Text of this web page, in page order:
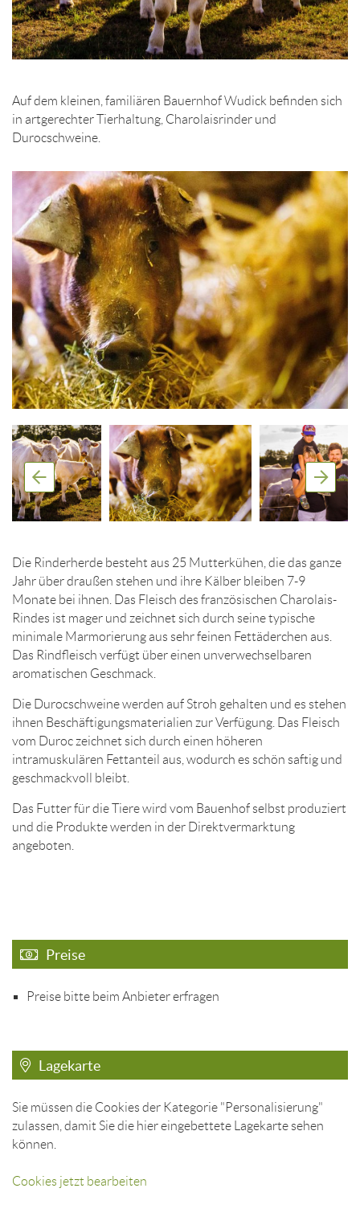
Auf dem kleinen, familiären Bauernhof Wudick befinden sich
in artgerechter Tierhaltung, Charolaisrinder und
Durocschweine.
Die Rinderherde besteht aus 25 Mutterkühen, die das ganze
Jahr über draußen stehen und ihre Kälber bleiben 7-9
Monate bei ihnen. Das Fleisch des französischen Charolais-
Rindes ist mager und zeichnet sich durch seine typische
minimale Marmorierung aus sehr feinen Fettäderchen aus.
Das Rindfleisch verfügt über einen unverwechselbaren
aromatischen Geschmack.
Die Durocschweine werden auf Stroh gehalten und es stehen
ihnen Beschäftigungsmaterialien zur Verfügung. Das Fleisch
vom Duroc zeichnet sich durch einen höheren
intramuskulären Fettanteil aus, wodurch es schön saftig und
geschmackvoll bleibt.
Das Futter für die Tiere wird vom Bauenhof selbst produziert
und die Produkte werden in der Direktvermarktung
angeboten.
Preise
Preise bitte beim Anbieter erfragen
Lagekarte
Sie müssen die Cookies der Kategorie "Personalisierung"
zulassen, damit Sie die hier eingebettete Lagekarte sehen
können.
Cookies jetzt bearbeiten